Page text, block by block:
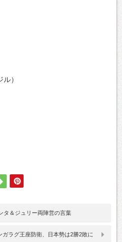
）
タ＆ジュリー両陣営の言葉
ガラグ王座防衛、日本勢は2勝2敗に